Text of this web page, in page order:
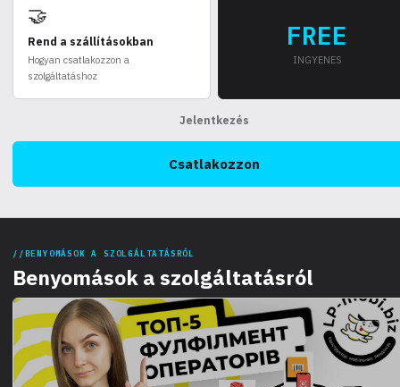
🤝
Rend a szállításokban
Hogyan csatlakozzon a
szolgáltatáshoz
FREE
INGYENES
Jelentkezés
Csatlakozzon
BENYOMÁSOK A SZOLGÁLTATÁSRÓL
Benyomások a szolgáltatásról